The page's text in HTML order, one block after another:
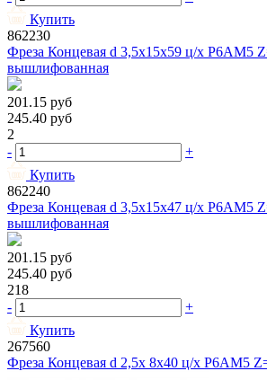
Купить
862230
Фреза Концевая d 3,5х15х59 ц/х Р6АМ5
вышлифованная
201.15 руб
245.40 руб
2
-
+
Купить
862240
Фреза Концевая d 3,5х15х47 ц/х Р6АМ5
вышлифованная
201.15 руб
245.40 руб
218
-
+
Купить
267560
Фреза Концевая d 2,5х 8х40 ц/х Р6АМ5